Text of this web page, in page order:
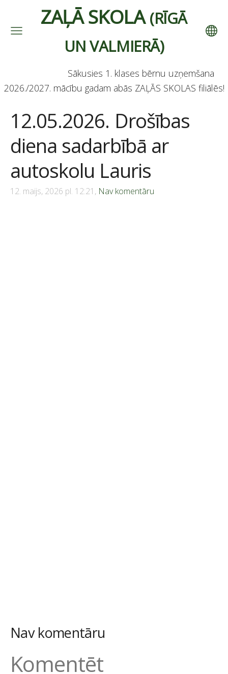
ZAĻĀ SKOLA(RĪGĀ
UN VALMIERĀ)
Sākusies 1. klases bērnu uzņemšana
2026./2027. mācību gadam abās ZAĻĀS SKOLAS filiālēs!
12.05.2026. Drošības
diena sadarbībā ar
autoskolu Lauris
12. maijs, 2026 pl. 12:21, Nav komentāru
Nav komentāru
Komentēt